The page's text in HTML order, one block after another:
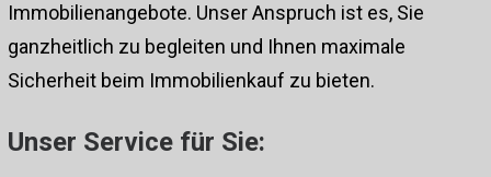
Immobilienangebote. Unser Anspruch ist es, Sie
ganzheitlich zu begleiten und Ihnen maximale
Sicherheit beim Immobilienkauf zu bieten.
Unser Service für Sie: